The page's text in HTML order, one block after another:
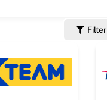
Filter